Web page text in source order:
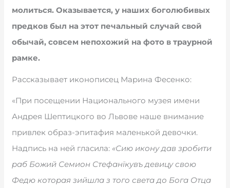
молиться. Оказывается, у наших боголюбивых
предков был на этот печальный случай свой
обычай, совсем непохожий на фото в траурной
рамке.
Рассказывает иконописец Марина Фесенко:
«При посещении Национального музея имени
Андрея Шептицкого во Львове наше внимание
привлек образ-эпитафия маленькой девочки.
Надпись на ней гласила: «Сию икону дав зробити
раб Божий Семион Стефанїкувъ девицу свою
Федю которая зийшла з того света до Бога Отца